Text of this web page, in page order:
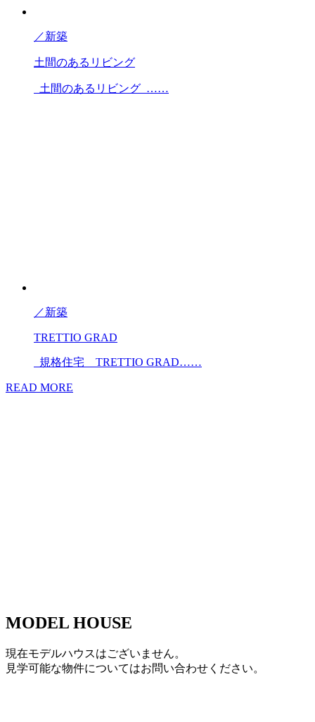
／新築
土間のあるリビング
土間のあるリビング ……
／新築
TRETTIO GRAD
規格住宅 TRETTIO GRAD……
READ MORE
MODEL HOUSE
現在モデルハウスはございません。
見学可能な物件についてはお問い合わせください。